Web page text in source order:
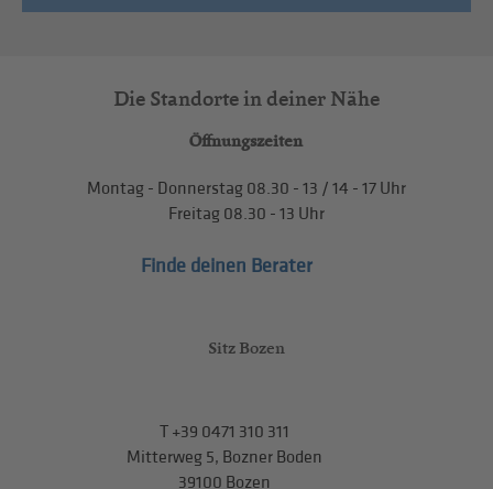
Die Standorte in deiner Nähe
Öffnungszeiten
Montag - Donnerstag 08.30 - 13 / 14 - 17 Uhr
Freitag 08.30 - 13 Uhr
Finde deinen Berater
Sitz Bozen
T+39 0471 310 311
Mitterweg 5, Bozner Boden
39100 Bozen